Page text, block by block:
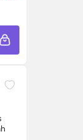
ADICIONAR À